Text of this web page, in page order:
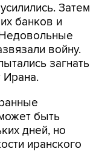
Затем
банков и
войну.
загнать
Ирана.
быть
дней, но
иранского